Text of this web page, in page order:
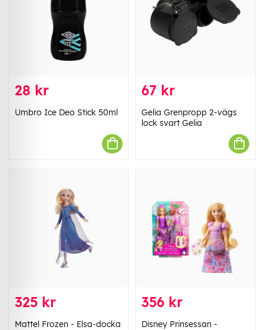
28 kr
Umbro Ice Deo Stick 50ml
67 kr
Gelia Grenpropp 2-vägs
lock svart Gelia
325 kr
Mattel Frozen - Elsa-docka
356 kr
Disney Prinsessan -